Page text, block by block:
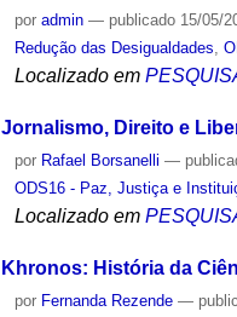
poradmin — publicado 15/05/
Redução das Desigualdades,
Localizado em
Jornalismo, Direito e
por Rafael Borsanelli —
ODS16 - Paz, Justiça e
Localizado em
Khronos: História da
por Fernanda Rezende —